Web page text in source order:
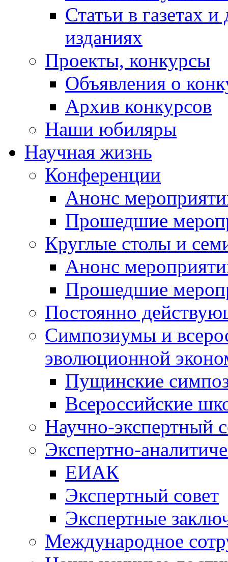
Статьи в газетах
изданиях
Проекты, конкурсы
Объявления о
Архив конкурсов
Наши юбиляры
Научная жизнь
Конференции
Анонс
Прошедшие
Круглые столы и
Анонс
Прошедшие
Постоянно
Симпозиумы и
эволюционной
Пущинские
Всероссийские
Научно-экспертный
Экспертно-
ЕИАК
Экспертный совет
Экспертные
Международное